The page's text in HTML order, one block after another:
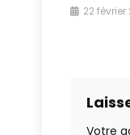
22 février
Votre